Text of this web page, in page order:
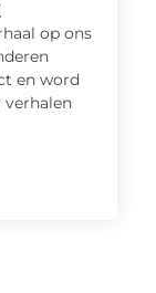
op ons
en word